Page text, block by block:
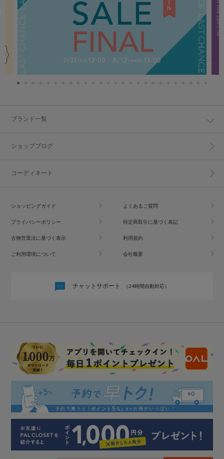
ブランド一覧
ショップブログ
コーディネート
ショッピングガイド よくあるご質問
プライバシーポリシー 特定商取引に基づく表記
古物営業法に基づく表示 利用規約
ご利用環境について 会社概要
チャットサポート （24時間自動対応）